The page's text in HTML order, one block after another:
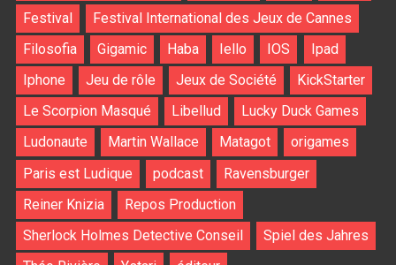
Festival
Festival International des Jeux de Cannes
Filosofia
Gigamic Haba Iello IOS
Ipad
Iphone
Jeu de rôle Jeux de Société
KickStarter
Le Scorpion Masqué
Libellud
Lucky Duck Games
Ludonaute
Martin Wallace Matagot
origames
Paris est Ludique
podcast
Ravensburger
Reiner Knizia
Repos Production
Sherlock Holmes Detective Conseil
Spiel des Jahres